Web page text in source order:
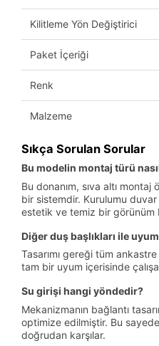
Kilitleme Yön Değiştirici
Paket İçeriği
Renk
Malzeme
Sıkça Sorulan Sorular
Bu modelin montaj türü
Bu donanım, sıva altı
bir sistemdir. Kurulumu duvar
estetik ve temiz bir görünüm
Diğer duş başlıkları ile
Tasarımı gereği tüm
tam bir uyum içerisinde
Su girişi hangi yöndedir?
Mekanizmanın bağlantı
optimize edilmiştir. Bu
doğrudan karşılar.